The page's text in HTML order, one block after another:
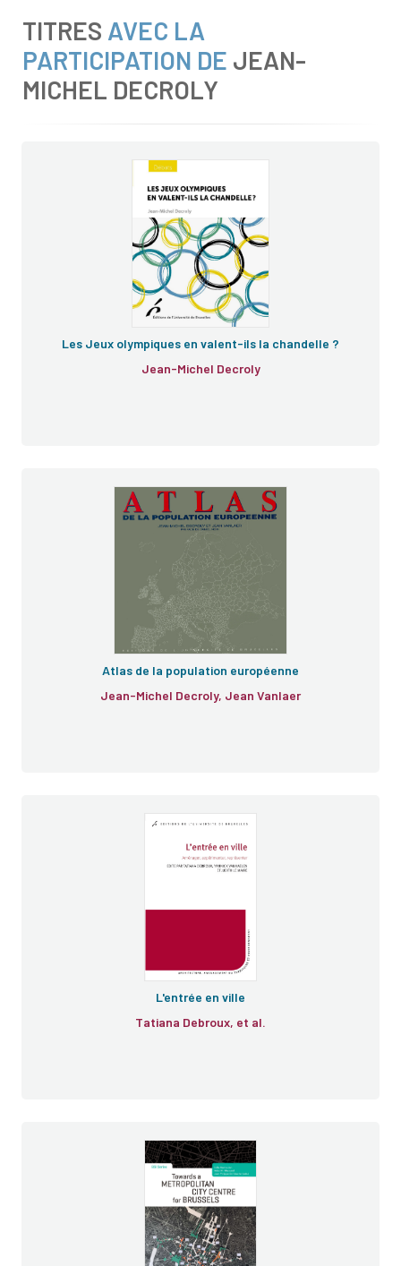
TITRES AVEC LA
PARTICIPATION DE JEAN-
MICHEL DECROLY
Les Jeux olympiques en valent-ils la chandelle ?
Jean-Michel Decroly
Atlas de la population européenne
Jean-Michel Decroly, Jean Vanlaer
L'entrée en ville
Tatiana Debroux, et al.